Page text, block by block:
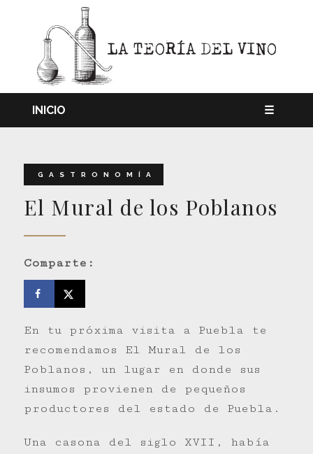
INICIO ☰
GASTRONOMÍA
El Mural de los Poblanos
Comparte:
En tu próxima visita a Puebla te
recomendamos El Mural de los
Poblanos, un lugar en donde sus
insumos provienen de pequeños
productores del estado de Puebla.
Una casona del siglo XVII, había